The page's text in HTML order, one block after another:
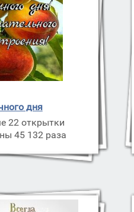
дня
22 открытки
45 132 раза